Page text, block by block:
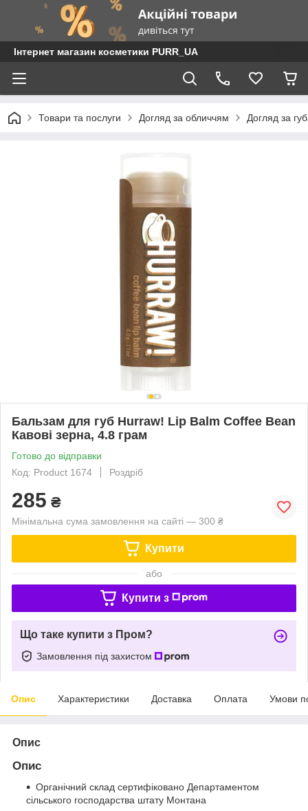
Інтернет магазин косметики PURR_UA
Товари та послуги Догляд за обличчям Догляд за
Бальзам для губ Hurraw! Lip Balm Coffee Bean
Кавові зерна, 4.8 грам
Готово до відправки
Код: Product 1674
Роздріб
285 ₴
Мінімальна сума замовлення на сайті — 300 ₴
Купити
або
Купити з
Що таке купити з Пром?
Замовлення під захистом
Опис Характеристики Доставка Оплата Умови
Опис
Опис
Органічний склад сертифіковано Департаментом
сільського господарства штату Монтана